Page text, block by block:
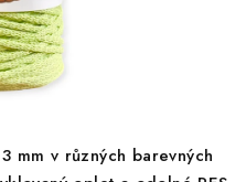
mm v různých barevných